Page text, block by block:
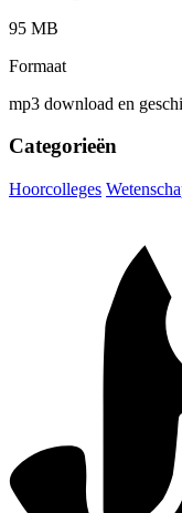
95 MB
Formaat
mp3 download en
Categorieën
Hoorcolleges